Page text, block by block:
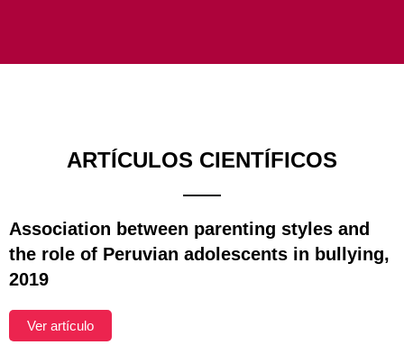
ARTÍCULOS CIENTÍFICOS
Association between parenting styles and
the role of Peruvian adolescents in bullying,
2019
Ver artículo